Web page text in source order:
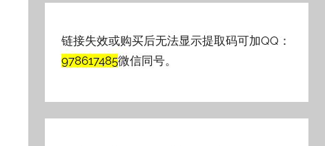
链接失效或购买后无法显示提取码可加QQ：
978617485微信同号。